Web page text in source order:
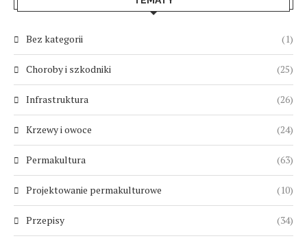
Bez kategorii (1)
Choroby i szkodniki (25)
Infrastruktura (26)
Krzewy i owoce (24)
Permakultura (63)
Projektowanie permakulturowe (10)
Przepisy (34)